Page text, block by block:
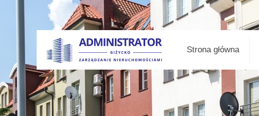
Strona główna